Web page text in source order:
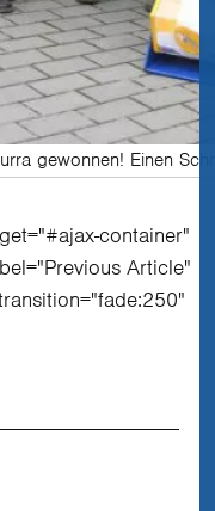
gewonnen! Einen
container"
Article"